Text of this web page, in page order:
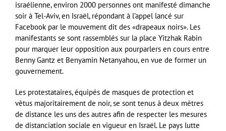
israélienne, environ 2000 personnes ont manifesté dimanche
soir à Tel-Aviv, en Israël, répondant à l’appel lancé sur
Facebook par le mouvement dit des «drapeaux noirs». Les
manifestants se sont rassemblés sur la place Yitzhak Rabin
pour marquer leur opposition aux pourparlers en cours entre
Benny Gantz et Benyamin Netanyahou, en vue de former un
gouvernement.
Les protestataires, équipés de masques de protection et
vêtus majoritairement de noir, se sont tenus à deux mètres
de distance les uns des autres afin de respecter les mesures
de distanciation sociale en vigueur en Israël. Le pays lutte